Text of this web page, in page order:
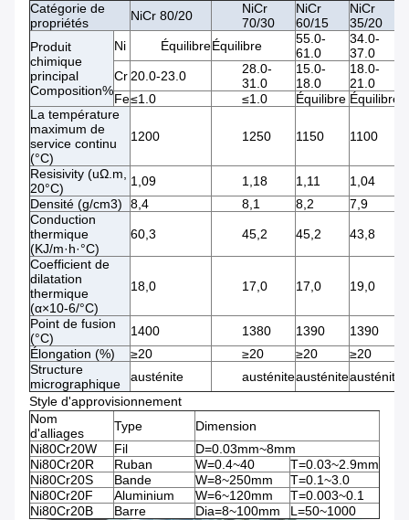
Catégorie de
propriétés
NiCr 80/20
NiCr
70/30
NiCr
60/15
NiCr
35/20
Produit
chimique
principal
Composition%
Ni ÉquilibreÉquilibre
55.0-
61.0
34.0-
37.0
Cr20.0-23.0
28.0-
31.0
15.0-
18.0
18.0-
21.0
Fe≤1.0 ≤1.0 Équilibre Équilibre
La température
maximum de
service continu
(°C)
1200 1250 1150 1100
Resisivity (uΩ.m,
20°C)
1,09 1,18 1,11 1,04
Densité (g/cm3)
8,4 8,1 8,2 7,9
Conduction
thermique
(KJ/m·h·°C)
60,3 45,2 45,2 43,8
Coefficient de
dilatation
thermique
(α×10-6/°C)
18,0 17,0 17,0 19,0
Point de fusion
(°C)
1400 1380 1390 1390
Élongation (%)
≥20 ≥20 ≥20 ≥20
Structure
micrographique
austénite austéniteausténiteausténite
Style d'approvisionnement
Nom
d'alliages
Type
Dimension
Ni80Cr20W
Fil
D=0.03mm~8mm
Ni80Cr20R
Ruban W=0.4~40
T=0.03~2.9mm
Ni80Cr20S
Bande W=8~250mm
T=0.1~3.0
Ni80Cr20F
Aluminium W=6~120mm
T=0.003~0.1
Ni80Cr20B
Barre Dia=8~100mm L=50~1000